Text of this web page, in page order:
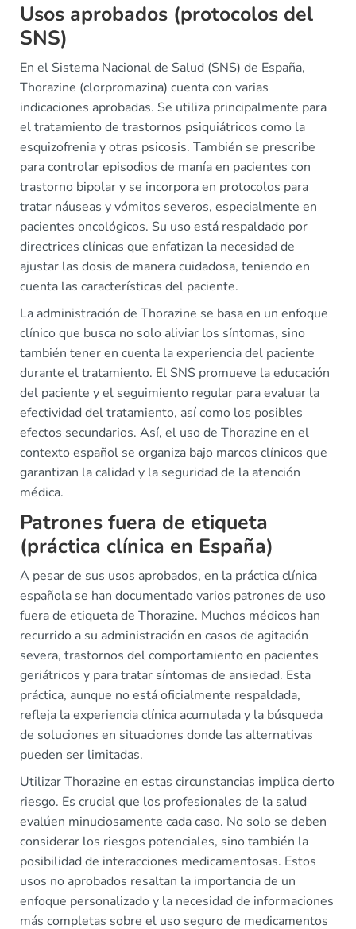
Usos aprobados (protocolos del
SNS)
En el Sistema Nacional de Salud (SNS) de España,
Thorazine (clorpromazina) cuenta con varias
indicaciones aprobadas. Se utiliza principalmente para
el tratamiento de trastornos psiquiátricos como la
esquizofrenia y otras psicosis. También se prescribe
para controlar episodios de manía en pacientes con
trastorno bipolar y se incorpora en protocolos para
tratar náuseas y vómitos severos, especialmente en
pacientes oncológicos. Su uso está respaldado por
directrices clínicas que enfatizan la necesidad de
ajustar las dosis de manera cuidadosa, teniendo en
cuenta las características del paciente.
La administración de Thorazine se basa en un enfoque
clínico que busca no solo aliviar los síntomas, sino
también tener en cuenta la experiencia del paciente
durante el tratamiento. El SNS promueve la educación
del paciente y el seguimiento regular para evaluar la
efectividad del tratamiento, así como los posibles
efectos secundarios. Así, el uso de Thorazine en el
contexto español se organiza bajo marcos clínicos que
garantizan la calidad y la seguridad de la atención
médica.
Patrones fuera de etiqueta
(práctica clínica en España)
A pesar de sus usos aprobados, en la práctica clínica
española se han documentado varios patrones de uso
fuera de etiqueta de Thorazine. Muchos médicos han
recurrido a su administración en casos de agitación
severa, trastornos del comportamiento en pacientes
geriátricos y para tratar síntomas de ansiedad. Esta
práctica, aunque no está oficialmente respaldada,
refleja la experiencia clínica acumulada y la búsqueda
de soluciones en situaciones donde las alternativas
pueden ser limitadas.
Utilizar Thorazine en estas circunstancias implica cierto
riesgo. Es crucial que los profesionales de la salud
evalúen minuciosamente cada caso. No solo se deben
considerar los riesgos potenciales, sino también la
posibilidad de interacciones medicamentosas. Estos
usos no aprobados resaltan la importancia de un
enfoque personalizado y la necesidad de informaciones
más completas sobre el uso seguro de medicamentos